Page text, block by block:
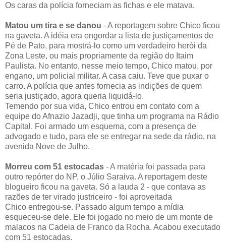
Os caras da polícia forneciam as fichas e ele matava.
Matou um tira e se danou - A reportagem sobre Chico ficou
na gaveta. A idéia era engordar a lista de justiçamentos de
Pé de Pato, para mostrá-lo como um verdadeiro herói da
Zona Leste, ou mais propriamente da região do Itaim
Paulista. No entanto, nesse meio tempo, Chico matou, por
engano, um policial militar. A casa caiu. Teve que puxar o
carro. A polícia que antes fornecia as indições de quem
seria justiçado, agora queria liquidá-lo.
Temendo por sua vida, Chico entrou em contato com a
equipe do Afnazio Jazadji, que tinha um programa na Rádio
Capital. Foi armado um esquema, com a presença de
advogado e tudo, para ele se entregar na sede da rádio, na
avenida Nove de Julho.
Morreu com 51 estocadas - A matéria foi passada para
outro repórter do NP, o Júlio Saraiva. A reportagem deste
blogueiro ficou na gaveta. Só a lauda 2 - que contava as
razões de ter virado justriceiro - foi aproveitada
Chico entregou-se. Passado algum tempo a mídia
esqueceu-se dele. Ele foi jogado no meio de um monte de
malacos na Cadeia de Franco da Rocha. Acabou executado
com 51 estocadas.